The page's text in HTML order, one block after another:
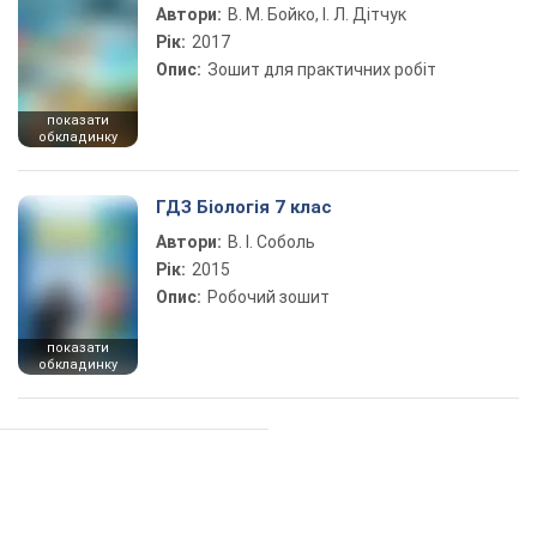
показати
обкладинку
Автори: В. М. Бойко, І. Л. Дітчук
Рік: 2017
Опис: Зошит для практичних робіт
показати
обкладинку
ГДЗ Біологія 7 клас
Автори: В. І. Соболь
Рік: 2015
Опис: Робочий зошит